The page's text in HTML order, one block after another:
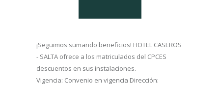
¡Seguimos sumando beneficios! HOTEL CASEROS
- SALTA ofrece a los matriculados del CPCES
descuentos en sus instalaciones.
Vigencia: Convenio en vigencia Dirección: